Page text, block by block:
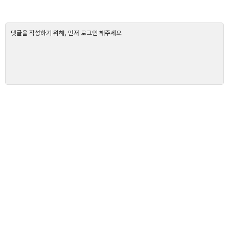
댓글을 작성하기 위해, 먼저 로그인 해주세요